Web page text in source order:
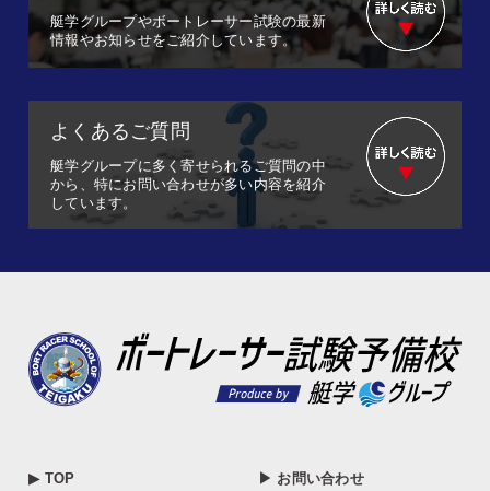
艇学グループやボートレーサー試験の最新
情報やお知らせをご紹介しています。
よくあるご質問
艇学グループに多く寄せられるご質問の中
から、特にお問い合わせが多い内容を紹介
しています。
▶ TOP ▶ お問い合わせ